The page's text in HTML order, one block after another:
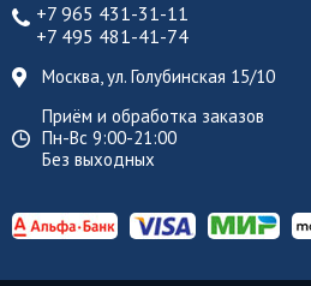
+7 965 431-31-11
+7 495 481-41-74
Москва, ул. Голубинская 15/10
Приём и обработка заказов
Пн-Вс 9:00-21:00
Без выходных